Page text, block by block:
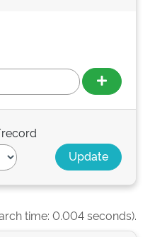
time: 0.004 seconds).